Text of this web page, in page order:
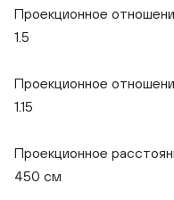
Проекционное
1.5
Проекционное
1.15
Проекционное
450 см